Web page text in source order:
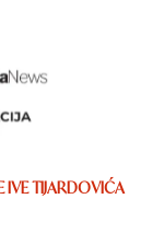
IVE TIJARDOVIĆA